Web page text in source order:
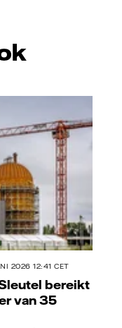
2026 12:41 CET
bereikt
van 35